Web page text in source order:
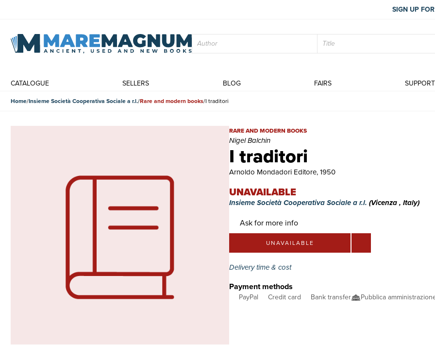
SIGN UP
CATALOGUE SELLERS BLOG FAIRS SUPPORT
Home Insieme Società Cooperativa Sociale a r.l. Rare and modern books I traditori
I traditori
I traditori | Rare and modern books | Nigel Balchin
RARE AND MODERN BOOKS
Nigel Balchin
Arnoldo Mondadori Editore, 1950
UNAVAILABLE
Insieme Società Cooperativa Sociale a r.l. (Vicenza , Italy)
Ask for more info
UNAVAILABLE
Delivery time & cost
Payment methods
PayPal Credit card Bank transfer Pubblica